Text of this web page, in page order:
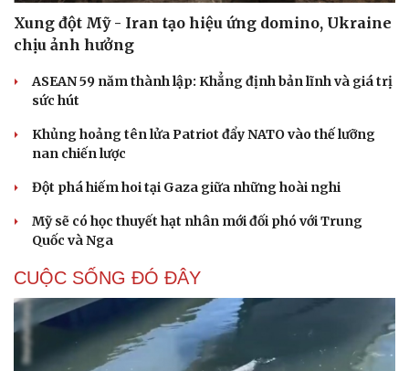
Xung đột Mỹ - Iran tạo hiệu ứng domino, Ukraine
chịu ảnh hưởng
ASEAN 59 năm thành lập: Khẳng định bản lĩnh và giá trị
sức hút
Khủng hoảng tên lửa Patriot đẩy NATO vào thế lưỡng
nan chiến lược
Đột phá hiếm hoi tại Gaza giữa những hoài nghi
Mỹ sẽ có học thuyết hạt nhân mới đối phó với Trung
Quốc và Nga
CUỘC SỐNG ĐÓ ĐÂY